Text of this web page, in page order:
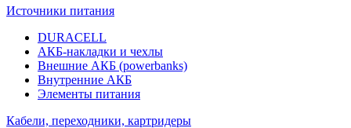
Источники питания
DURACELL
АКБ-накладки и чехлы
Внешние АКБ (powerbanks)
Внутренние АКБ
Элементы питания
Кабели, переходники, картридеры